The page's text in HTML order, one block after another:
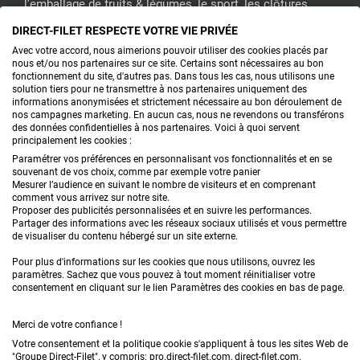
l'emballage de fruits & légumes, le sport, les clôtures...
CONTACTEZ-NOUS
PRODUITS
CONSEILS
FAQ
DEMANDE DE DEVIS
DIRECT-FILET RESPECTE VOTRE VIE PRIVÉE
Avec votre accord, nous aimerions pouvoir utiliser des cookies placés par
nous et/ou nos partenaires sur ce site. Certains sont nécessaires au bon
fonctionnement du site, d'autres pas. Dans tous les cas, nous utilisons une
solution tiers pour ne transmettre à nos partenaires uniquement des
informations anonymisées et strictement nécessaire au bon déroulement de
nos campagnes marketing. En aucun cas, nous ne revendons ou transférons
des données confidentielles à nos partenaires. Voici à quoi servent
principalement les cookies :
Paramétrer vos préférences en personnalisant vos fonctionnalités et en se
souvenant de vos choix, comme par exemple votre panier
Mesurer l’audience en suivant le nombre de visiteurs et en comprenant
comment vous arrivez sur notre site.
Proposer des publicités personnalisées et en suivre les performances.
Partager des informations avec les réseaux sociaux utilisés et vous permettre
de visualiser du contenu hébergé sur un site externe.
Pour plus d'informations sur les cookies que nous utilisons, ouvrez les
paramètres. Sachez que vous pouvez à tout moment réinitialiser votre
consentement en cliquant sur le lien Paramètres des cookies en bas de page.
Merci de votre confiance !
Votre consentement et la politique cookie s'appliquent à tous les sites Web de
"Groupe Direct-Filet", y compris: pro.direct-filet.com, direct-filet.com.